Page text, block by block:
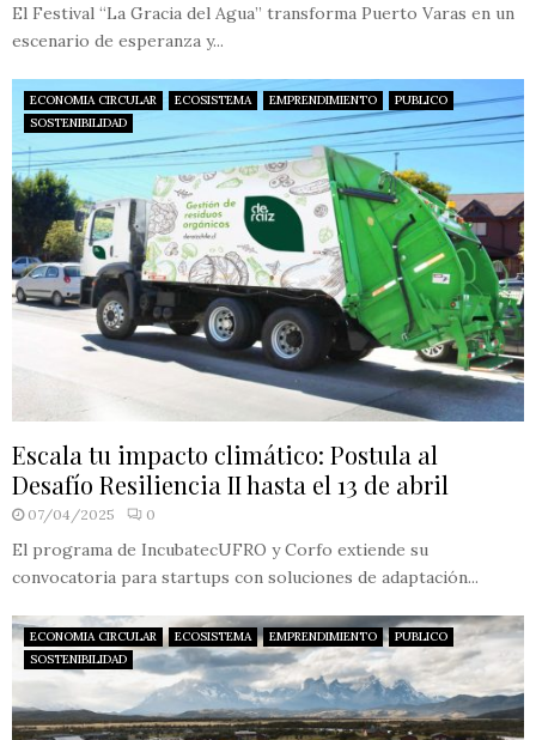
El Festival “La Gracia del Agua” transforma Puerto Varas en un
escenario de esperanza y...
ECONOMIA CIRCULAR ECOSISTEMA EMPRENDIMIENTO
PUBLICO
SOSTENIBILIDAD
Escala tu impacto climático: Postula al
Desafío Resiliencia II hasta el 13 de abril
07/04/2025 0
El programa de IncubatecUFRO y Corfo extiende su
convocatoria para startups con soluciones de adaptación...
ECONOMIA CIRCULAR ECOSISTEMA EMPRENDIMIENTO
PUBLICO
SOSTENIBILIDAD